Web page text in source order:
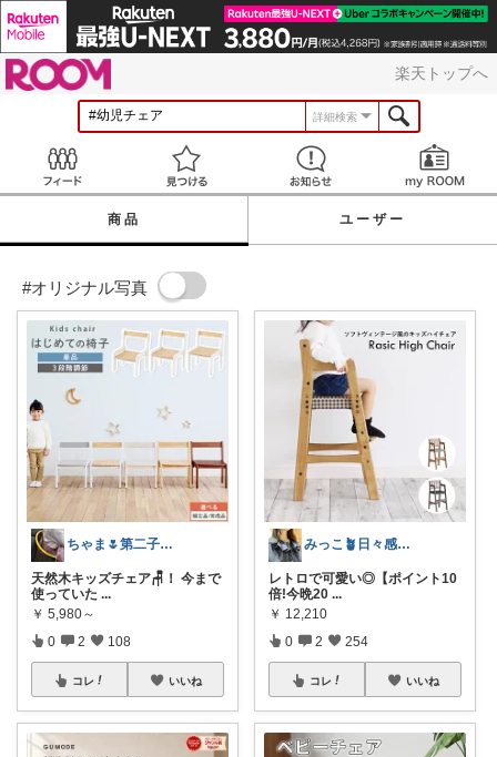
楽天トップへ
詳細検索
見つける お知らせ
商品 ユーザー
#オリジナル写真
ちゃま🌷第二子妊娠中
天然木キッズチェア🪑！ 今まで
使っていた ...
￥ 5,980～
0 2 108
コレ いいね
みっこ🪴日々感謝🌷いいね上限🙏
レトロで可愛い◎【ポイント10
倍!今晩20 ...
￥ 12,210
0 2 254
コレ いいね